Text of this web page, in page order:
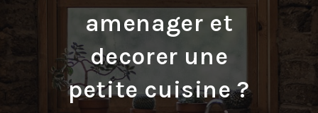
amenager et
decorer une
petite cuisine ?